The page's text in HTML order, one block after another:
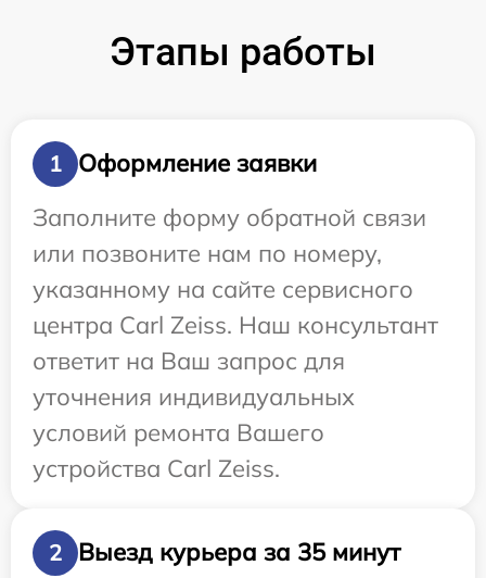
Этапы работы
1
Оформление заявки
Заполните форму обратной связи
или позвоните нам по номеру,
указанному на сайте сервисного
центра Carl Zeiss. Наш консультант
ответит на Ваш запрос для
уточнения индивидуальных
условий ремонта Вашего
устройства Carl Zeiss.
2 Выезд курьера за 35 минут